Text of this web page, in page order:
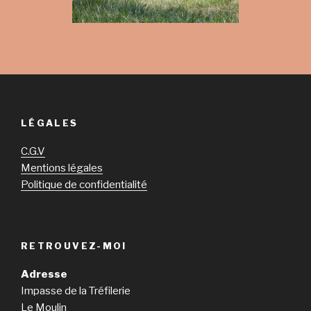
LÉGALES
C.G.V
Mentions légales
Politique de confidentialité
RETROUVEZ-MOI
Adresse
Impasse de la Tréfilerie
Le Moulin